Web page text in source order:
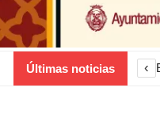
Últimas noticias ‹